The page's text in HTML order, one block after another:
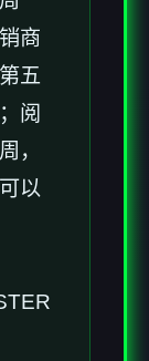
商
五
阅
，
以